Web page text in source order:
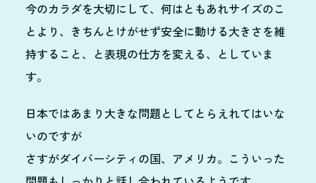
今のカラダを大切にして、何はともあれサイズのこ
とより、きちんとけがせず安全に動ける大きさを維
持すること、と表現の仕方を変える、としていま
す。
日本ではあまり大きな問題としてとらえれてはいな
いのですが
さすがダイバーシティの国、アメリカ。こういった